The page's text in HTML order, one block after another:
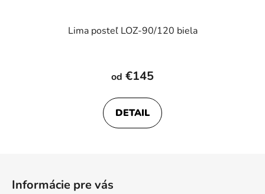
Lima posteľ LOZ-90/120 biela
od €145
DETAIL
Informácie pre vás